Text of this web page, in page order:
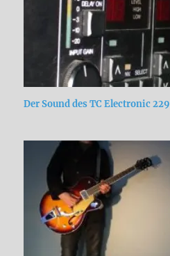
Der Sound des TC Electronic